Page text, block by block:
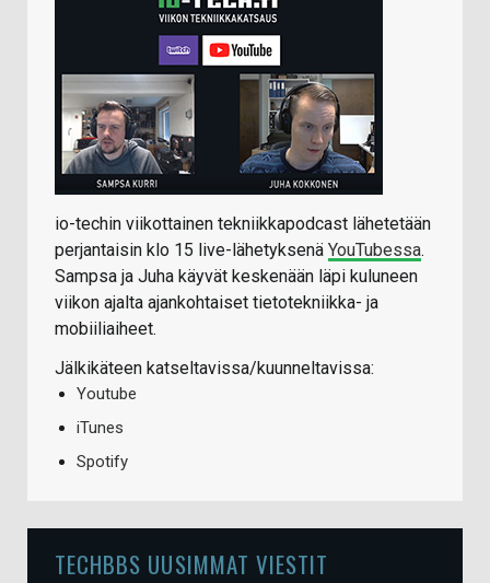
io-techin viikottainen tekniikkapodcast lähetetään
perjantaisin klo 15 live-lähetyksenä YouTubessa.
Sampsa ja Juha käyvät keskenään läpi kuluneen
viikon ajalta ajankohtaiset tietotekniikka- ja
mobiiliaiheet.
Jälkikäteen katseltavissa/kuunneltavissa:
Youtube
iTunes
Spotify
TECHBBS UUSIMMAT VIESTIT